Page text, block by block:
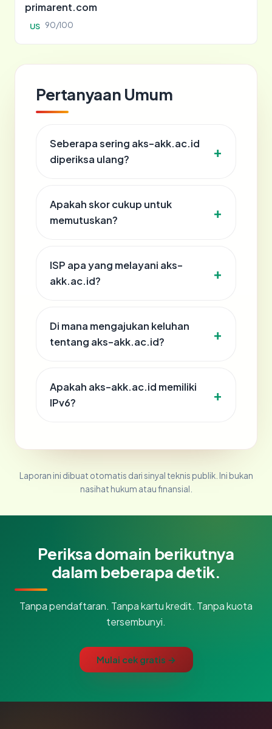
primarent.com
US 90/100
Pertanyaan Umum
Seberapa sering aks-akk.ac.id
diperiksa ulang?
Apakah skor cukup untuk
memutuskan?
ISP apa yang melayani aks-
akk.ac.id?
Di mana mengajukan keluhan
tentang aks-akk.ac.id?
Apakah aks-akk.ac.id memiliki
IPv6?
Laporan ini dibuat otomatis dari sinyal teknis publik. Ini bukan
nasihat hukum atau finansial.
Periksa domain berikutnya
dalam beberapa detik.
Tanpa pendaftaran. Tanpa kartu kredit. Tanpa kuota
tersembunyi.
Mulai cek gratis →